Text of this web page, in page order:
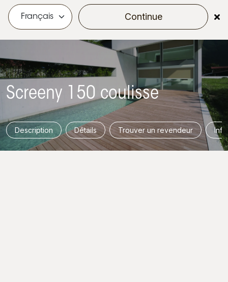
Continue
Screeny 150 coulisse
Description Détails Trouver un revendeur